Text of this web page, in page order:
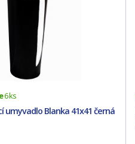
6 ks
umyvadlo Blanka 41x41 černá